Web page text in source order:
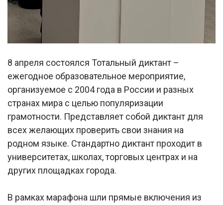
8 апреля состоялся Тотальный диктант –
ежегодное образовательное мероприятие,
организуемое с 2004 года в России и разных
странах мира с целью популяризации
грамотности. Представляет собой диктант для
всех желающих проверить свои знания на
родном языке. Стандартно диктант проходит в
университетах, школах, торговых центрах и на
других площадках города.
В рамках марафона шли прямые включения из